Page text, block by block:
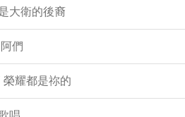
大衛的後裔
們
耀都是祢的